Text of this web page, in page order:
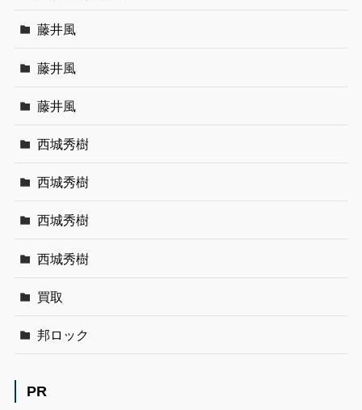
藤井風
藤井風
藤井風
西城秀樹
西城秀樹
西城秀樹
西城秀樹
買取
邦ロック
PR